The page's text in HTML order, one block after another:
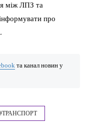
між ЛПЗ та
про
та канал новин у